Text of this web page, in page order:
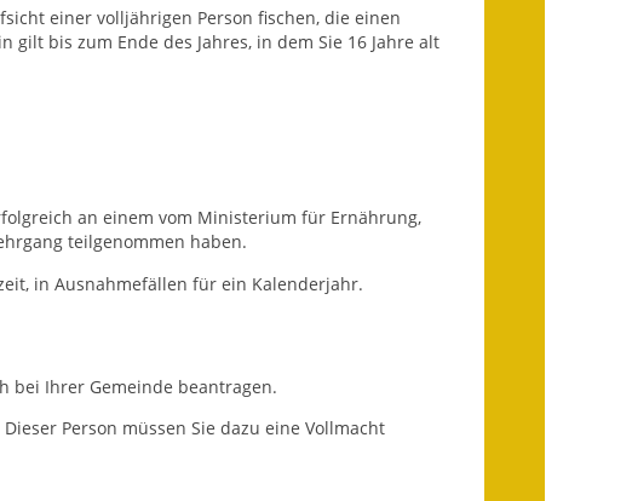
Straßenbau
Ausweichfahrplan
Buslinie 168
Zahlen und Fakten
Rathaus
einer volljährigen Person fischen, die einen
bis zum Ende des Jahres, in dem Sie 16 Jahre alt
an einem vom Ministerium für Ernährung,
teilgenommen haben.
in Ausnahmefällen für ein Kalenderjahr.
bei Ihrer Gemeinde beantragen.
Person müssen Sie dazu eine Vollmacht